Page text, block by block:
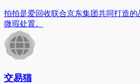
拍拍是爱回收联合京东集团共同打造
微瑕处置。
交易猫